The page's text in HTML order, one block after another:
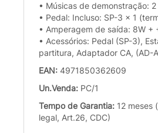
• Músicas de demonstração: 2
• Pedal: Incluso: SP-3 x 1
• Amperagem de saída: 8W +
• Acessórios: Pedal (SP-3),
partitura, Adaptador CA, (AD-
EAN: 4971850362609
Un.Venda: PC/1
Tempo de Garantia: 12 meses
legal, Art.26, CDC)